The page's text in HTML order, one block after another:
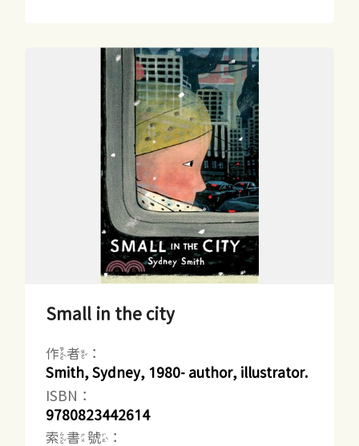
Small in the city
作者：
Smith, Sydney, 1980- author, illustrator.
ISBN：
9780823442614
索書號：